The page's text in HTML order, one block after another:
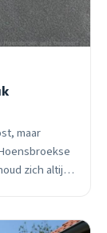
maar
zich altijd